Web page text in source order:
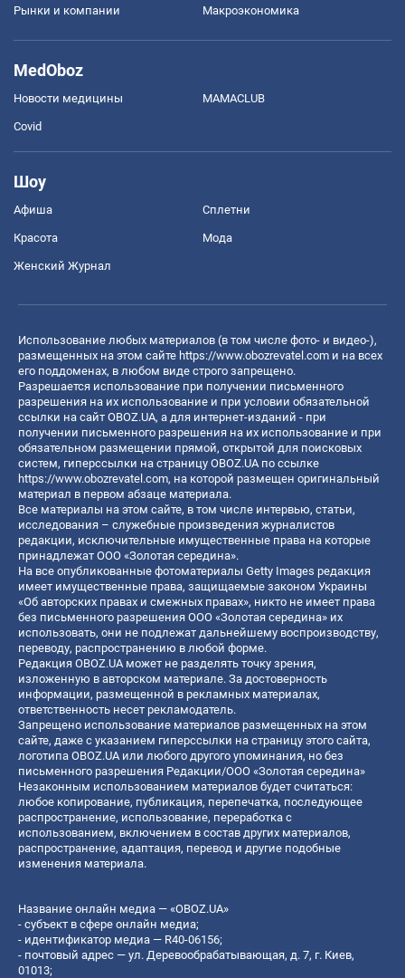
Рынки и компании Mакроэкономика
MedOboz
Новости медицины MAMACLUB
Covid
Шоу
Афиша Сплетни
Красота Мода
Женский Журнал
Использование любых материалов (в том числе фото- и видео-),
размещенных на этом сайте https://www.obozrevatel.com и на всех
его поддоменах, в любом виде строго запрещено.
Разрешается использование при получении письменного
разрешения на их использование и при условии обязательной
ссылки на сайт OBOZ.UA, а для интернет-изданий - при
получении письменного разрешения на их использование и при
обязательном размещении прямой, открытой для поисковых
систем, гиперссылки на страницу OBOZ.UA по ссылке
https://www.obozrevatel.com, на которой размещен оригинальный
материал в первом абзаце материала.
Все материалы на этом сайте, в том числе интервью, статьи,
исследования – служебные произведения журналистов
редакции, исключительные имущественные права на которые
принадлежат ООО «Золотая середина».
На все опубликованные фотоматериалы Getty Images редакция
имеет имущественные права, защищаемые законом Украины
«Об авторских правах и смежных правах», никто не имеет права
без письменного разрешения ООО «Золотая середина» их
использовать, они не подлежат дальнейшему воспроизводству,
переводу, распространению в любой форме.
Редакция OBOZ.UA может не разделять точку зрения,
изложенную в авторском материале. За достоверность
информации, размещенной в рекламных материалах,
ответственность несет рекламодатель.
Запрещено использование материалов размещенных на этом
сайте, даже с указанием гиперссылки на страницу этого сайта,
логотипа OBOZ.UA или любого другого упоминания, но без
письменного разрешения Редакции/ООО «Золотая середина»
Незаконным использованием материалов будет считаться:
любое копирование, публикация, перепечатка, последующее
распространение, использование, переработка с
использованием, включением в состав других материалов,
распространение, адаптация, перевод и другие подобные
изменения материала.
Название онлайн медиа — «OBOZ.UA»
- субъект в сфере онлайн медиа;
- идентификатор медиа — R40-06156;
- почтовый адрес — ул. Деревообрабатывающая, д. 7, г. Киев,
01013;